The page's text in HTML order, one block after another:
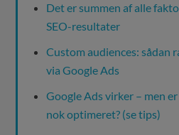
Det er summen af alle
SEO-resultater
Custom audiences: sådan
via Google Ads
Google Ads virker – men
nok optimeret? (se tips)